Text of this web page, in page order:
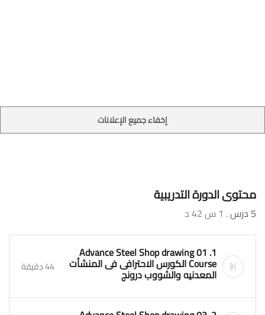
إخفاء جميع الإعلانات
محتوى الدورة التدريبية
5 درس . 1 س 42 د
1. 01 Advance Steel Shop drawing
Course الكورس الاحترافى فى المنشأت
المعدنيه والشووب درونج 44 دقيقة